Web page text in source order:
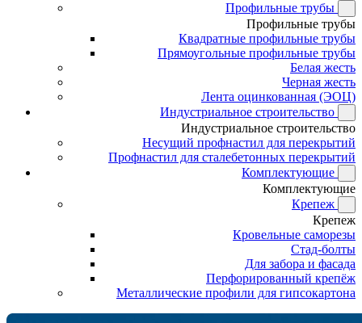
Профильные трубы
Профильные трубы
Квадратные профильные трубы
Прямоугольные профильные трубы
Белая жесть
Черная жесть
Лента оцинкованная (ЭОЦ)
Индустриальное строительство
Индустриальное строительство
Несущий профнастил для перекрытий
Профнастил для сталебетонных перекрытий
Комплектующие
Комплектующие
Крепеж
Крепеж
Кровельные саморезы
Стад-болты
Для забора и фасада
Перфорированный крепёж
Металлические профили для гипсокартона